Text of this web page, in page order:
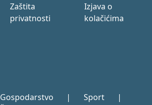
Zaštita
privatnosti
Izjava o
kolačićima
Gospodarstvo | Sport
|